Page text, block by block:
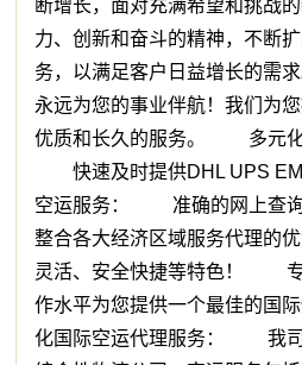
断增长，面对充满希望和挑战
力、创新和奋斗的精神，不断
务，以满足客户日益增长的需
永远为您的事业伴航！我们为
优质和长久的服务。 多元化
快速及时提供DHL UPS
空运服务： 准确的网上查
整合各大经济区域服务代理的
灵活、安全快捷等特色！ 专
作水平为您提供一个最佳的
化国际空运代理服务： 我司